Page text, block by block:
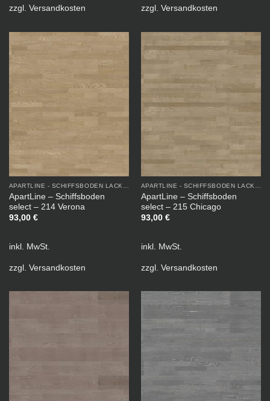
zzgl. Versandkosten zzgl. Versandkosten
ApartLine – Schiffsboden
select – 214 Verona
93,00 €
inkl. MwSt.
zzgl. Versandkosten
ApartLine – Schiffsboden
select – 215 Chicago
93,00 €
inkl. MwSt.
zzgl. Versandkosten